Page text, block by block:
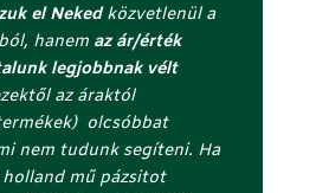
el Nekedközvetlenül a
hanem az ár/érték
legjobbnak vélt
az áraktól
olcsóbbat
nem tudunk segíteni. Ha
mű pázsitot